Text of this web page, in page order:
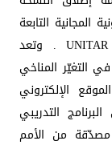
المجانية التابعة
لمنبر الأمم المتحدة الموحد للتدريب UNITAR . وتعد
التغيّر المناخي
الإلكتروني
التدريبي
من الأمم